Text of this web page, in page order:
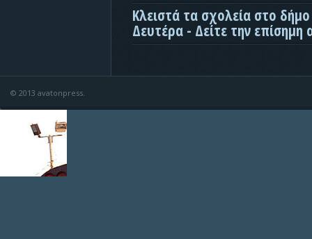
Κλειστά τα σχολεία στο
Δευτέρα - Δείτε την επίσημη
© 2013 avatonpress.